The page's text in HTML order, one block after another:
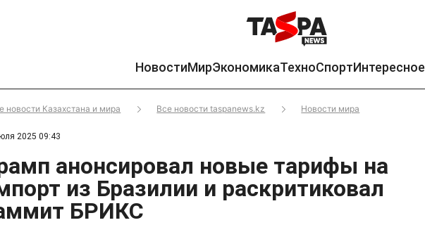
НовостиМирЭкономикаТехноСпортИнтересное
новости Казахстана и мира Все новости taspanews.kz Новости мира
2025 09:43
анонсировал новые тарифы на
из Бразилии и раскритиковал
БРИКС